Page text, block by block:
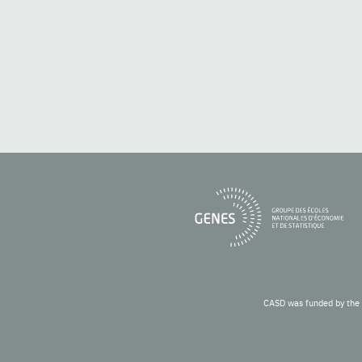
CASD was funded by